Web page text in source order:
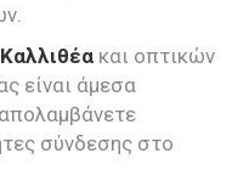
και οπτικών
είναι άμεσα
σύνδεσης στο